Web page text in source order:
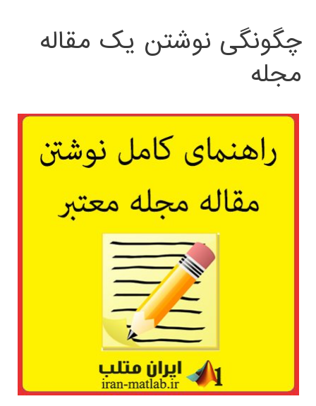
چگونگی نوشتن یک مقاله
مجله